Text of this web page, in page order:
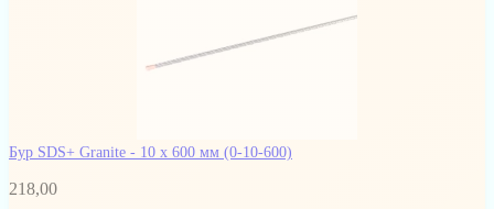
Бур SDS+ Granite - 10 х 600 мм (0-10-600)
218,00